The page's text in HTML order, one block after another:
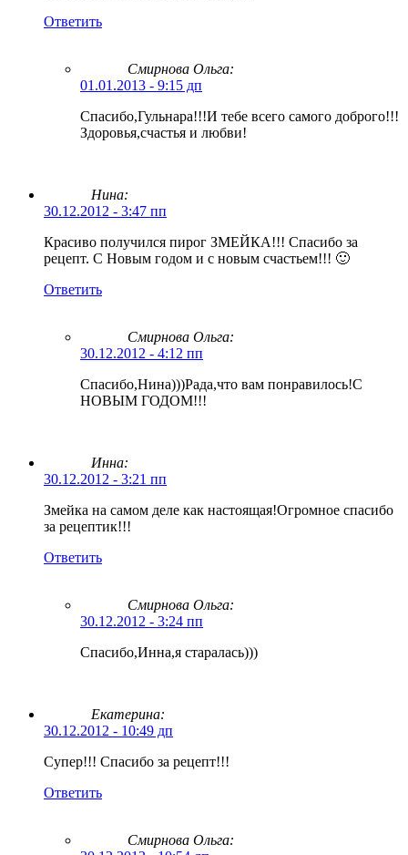
Ответить
Смирнова Ольга:
01.01.2013 - 9:15 дп
Спасибо,Гульнара!!!И тебе всего самого доброго!!!
Здоровья,счастья и любви!
Нина:
30.12.2012 - 3:47 пп
Красиво получился пирог ЗМЕЙКА!!! Спасибо за
рецепт. С Новым годом и с новым счастьем!!! 🙂
Ответить
Смирнова Ольга:
30.12.2012 - 4:12 пп
Спасибо,Нина)))Рада,что вам понравилось!С
НОВЫМ ГОДОМ!!!
Инна:
30.12.2012 - 3:21 пп
Змейка на самом деле как настоящая!Огромное спасибо
за рецептик!!!
Ответить
Смирнова Ольга:
30.12.2012 - 3:24 пп
Спасибо,Инна,я старалась)))
Екатерина:
30.12.2012 - 10:49 дп
Супер!!! Спасибо за рецепт!!!
Ответить
Смирнова Ольга: